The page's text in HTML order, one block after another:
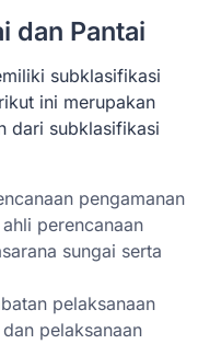
dan Pantai
subklasifikasi
ini merupakan
dari subklasifikasi
pengamanan
perencanaan
sungai serta
pelaksanaan
pelaksanaan